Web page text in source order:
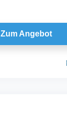
Zum Angebot